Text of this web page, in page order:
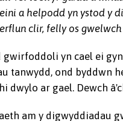
a helpodd yn ystod y
clir, felly os
gwirfoddoli yn cael ei
tanwydd, ond byddwn
dwylo ar gael. Dewch
am y digwyddiadau